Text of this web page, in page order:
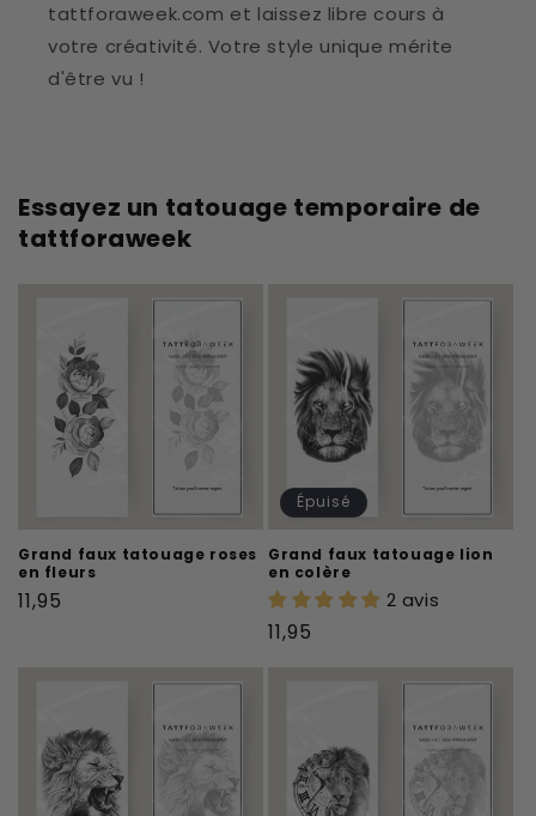
tattforaweek.com et laissez libre cours à
votre créativité. Votre style unique mérite
d'être vu !
Essayez un tatouage temporaire de
tattforaweek
Grand faux tatouage roses
en fleurs
Prix
11,95
Épuisé
Grand faux tatouage lion
en colère
2 avis
Prix
11,95